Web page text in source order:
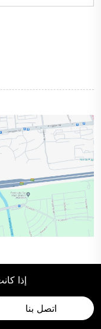
إذا
اتصل بنا